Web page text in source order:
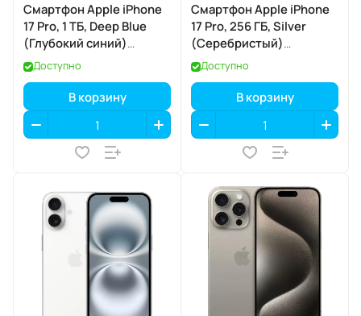
Смартфон Apple iPhone
17 Pro, 1 ТБ, Deep Blue
(Глубокий синий)
SIM+eSIM
Доступно
В корзину
Смартфон Apple iPhone
17 Pro, 256 ГБ, Silver
(Серебристый)
SIM+eSIM
Доступно
В корзину